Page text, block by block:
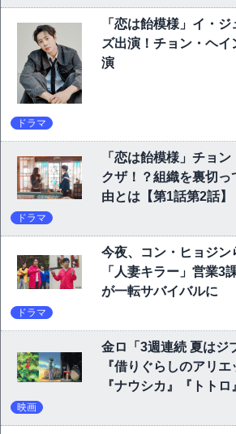
「恋は飴模様」イ・
ズ出演！チョン・ヘ
演
ドラマ
「恋は飴模様」チョ
クザ！？組織を裏切っ
由とは【第1話第2話】
ドラマ
今夜、コン・ヒョジ
「人妻キラー」営業3
が一転サバイバルに
ドラマ
金ロ「3週連続 夏は
『借りぐらしのアリ
『ナウシカ』『トト
映画